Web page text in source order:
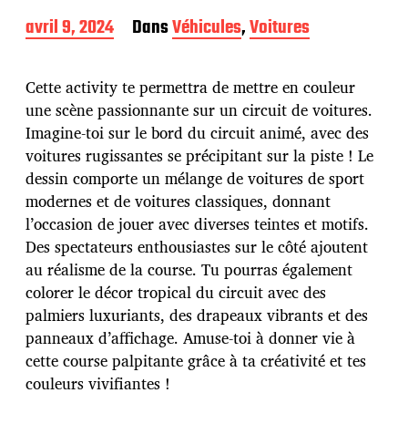
D
a
e
d
e
p
u
b
l
i
c
a
t
i
o
n
avril 9, 2024 DansVéhicules,Voitures
Cette activity te permettra de mettre en couleur
une scène passionnante sur un circuit de voitures.
Imagine-toi sur le bord du circuit animé, avec des
voitures rugissantes se précipitant sur la piste ! Le
dessin comporte un mélange de voitures de sport
modernes et de voitures classiques, donnant
l’occasion de jouer avec diverses teintes et motifs.
Des spectateurs enthousiastes sur le côté ajoutent
au réalisme de la course. Tu pourras également
colorer le décor tropical du circuit avec des
palmiers luxuriants, des drapeaux vibrants et des
panneaux d’affichage. Amuse-toi à donner vie à
cette course palpitante grâce à ta créativité et tes
couleurs vivifiantes !